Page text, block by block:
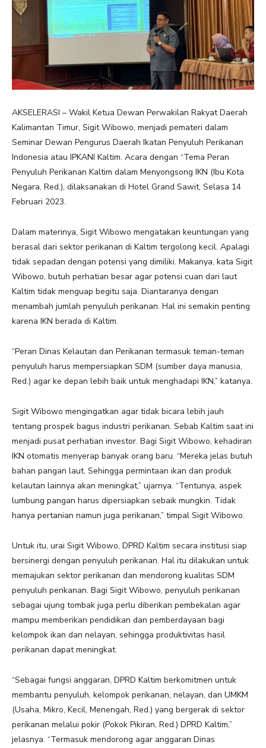
AKSELERASI – Wakil Ketua Dewan Perwakilan Rakyat Daerah
Kalimantan Timur, Sigit Wibowo, menjadi pemateri dalam
Seminar Dewan Pengurus Daerah Ikatan Penyuluh Perikanan
Indonesia atau IPKANI Kaltim. Acara dengan “Tema Peran
Penyuluh Perikanan Kaltim dalam Menyongsong IKN (Ibu Kota
Negara, Red.), dilaksanakan di Hotel Grand Sawit, Selasa 14
Februari 2023.
Dalam materinya, Sigit Wibowo mengatakan keuntungan yang
berasal dari sektor perikanan di Kaltim tergolong kecil. Apalagi
tidak sepadan dengan potensi yang dimiliki. Makanya, kata Sigit
Wibowo, butuh perhatian besar agar potensi cuan dari laut
Kaltim tidak menguap begitu saja. Diantaranya dengan
menambah jumlah penyuluh perikanan. Hal ini semakin penting
karena IKN berada di Kaltim.
“Peran Dinas Kelautan dan Perikanan termasuk teman-teman
penyuluh harus mempersiapkan SDM (sumber daya manusia,
Red.) agar ke depan lebih baik untuk menghadapi IKN,” katanya.
Sigit Wibowo mengingatkan agar tidak bicara lebih jauh
tentang prospek bagus industri perikanan. Sebab Kaltim saat ini
menjadi pusat perhatian investor. Bagi Sigit Wibowo, kehadiran
IKN otomatis menyerap banyak orang baru. “Mereka jelas butuh
bahan pangan laut. Sehingga permintaan ikan dan produk
kelautan lainnya akan meningkat,” ujarnya. “Tentunya, aspek
lumbung pangan harus dipersiapkan sebaik mungkin. Tidak
hanya pertanian namun juga perikanan,” timpal Sigit Wibowo.
Untuk itu, urai Sigit Wibowo, DPRD Kaltim secara institusi siap
bersinergi dengan penyuluh perikanan. Hal itu dilakukan untuk
memajukan sektor perikanan dan mendorong kualitas SDM
penyuluh perikanan. Bagi Sigit Wibowo, penyuluh perikanan
sebagai ujung tombak juga perlu diberikan pembekalan agar
mampu memberikan pendidikan dan pemberdayaan bagi
kelompok ikan dan nelayan, sehingga produktivitas hasil
perikanan dapat meningkat.
“Sebagai fungsi anggaran, DPRD Kaltim berkomitmen untuk
membantu penyuluh, kelompok perikanan, nelayan, dan UMKM
(Usaha, Mikro, Kecil, Menengah, Red.) yang bergerak di sektor
perikanan melalui pokir (Pokok Pikiran, Red.) DPRD Kaltim,”
jelasnya. “Termasuk mendorong agar anggaran Dinas